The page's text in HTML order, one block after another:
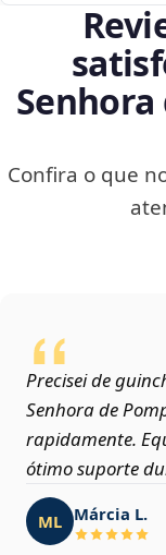
Senhora
Confira o que
Precisei de
Senhora de
rapidamente.
ótimo suporte
ML Márcia L.